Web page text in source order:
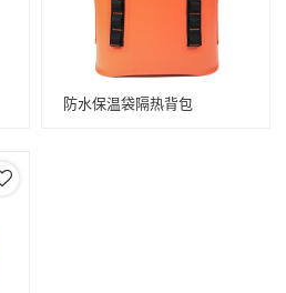
防水保温袋隔热背包